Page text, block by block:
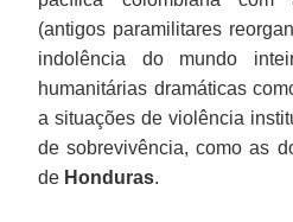
(antigos paramilitares
indolência do mundo
humanitárias dramáticas
a situações de violência
de sobrevivência, como as
de Honduras.